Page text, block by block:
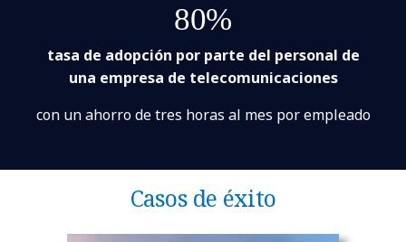
80%
tasa de adopción por parte del personal de
una empresa de telecomunicaciones
con un ahorro de tres horas al mes por empleado
Casos de éxito